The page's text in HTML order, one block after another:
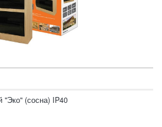
"Эко" (сосна) IP40